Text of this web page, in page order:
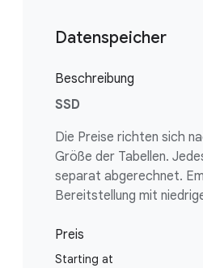
Datenspeicher
Beschreibung
SSD
Die Preise richten sich
Größe der Tabellen.
separat abgerechnet.
Bereitstellung mit
Preis
Starting at